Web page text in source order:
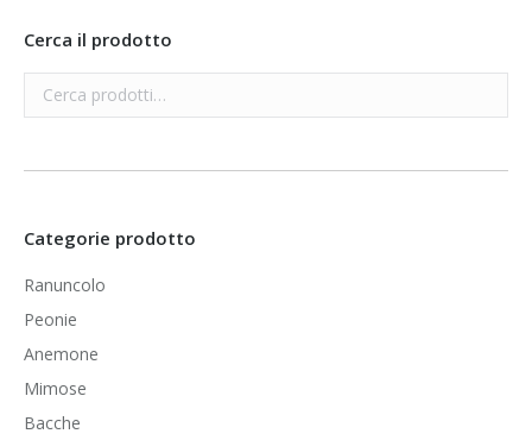
Cerca il prodotto
Categorie prodotto
Ranuncolo
Peonie
Anemone
Mimose
Bacche